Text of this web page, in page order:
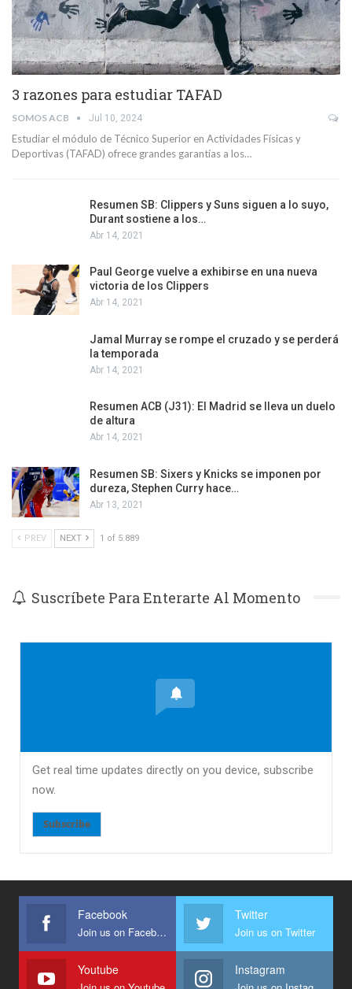
3 razones para estudiar TAFAD
SOMOS ACB Jul 10, 2024
Estudiar el módulo de Técnico Superior en Actividades Físicas y
Deportivas (TAFAD) ofrece grandes garantías a los…
Resumen SB: Clippers y Suns siguen a lo suyo,
Durant sostiene a los…
Abr 14, 2021
Paul George vuelve a exhibirse en una nueva
victoria de los Clippers
Abr 14, 2021
Jamal Murray se rompe el cruzado y se perderá
la temporada
Abr 14, 2021
Resumen ACB (J31): El Madrid se lleva un duelo
de altura
Abr 14, 2021
Resumen SB: Sixers y Knicks se imponen por
dureza, Stephen Curry hace…
Abr 13, 2021
PREV NEXT 1 of 5.889
Suscríbete Para Enterarte Al Momento
Get real time updates directly on you device, subscribe
now.
Subscribe
Facebook
Join us on Facebook
Twitter
Join us on Twitter
Youtube Instagram